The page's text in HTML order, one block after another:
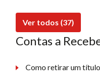
Ver todos (37)
Contas a
Como retirar um